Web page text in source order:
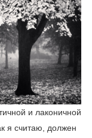
и лаконичной
я считаю, должен